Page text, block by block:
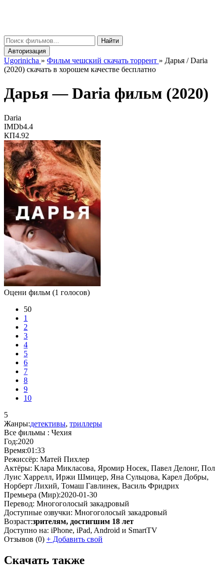
Найти
Авторизация
Ugorinicha » Фильм чешский скачать торрент » Дарья / Daria
(2020) скачать в хорошем качестве бесплатно
Дарья —Daria фильм (2020)
Daria
IMDb4.4
КП4.92
Оцени фильм (1 голосов)
50
1
2
3
4
5
6
7
8
9
10
5
Жанры:детективы, триллеры
Все фильмы : Чехия
Год:2020
Время:01:33
Режиссёр: Матей Пихлер
Актёры: Клара Микласова, Яромир Носек, Павел Делонг, Пол
Луис Харрелл, Иржи Шмицер, Яна Сульцова, Карел Добры,
Норберт Лихий, Томаш Гавлинек, Василь Фридрих
Премьера (Мир):2020-01-30
Перевод: Многоголосый закадровый
Доступные озвучки: Многоголосый закадровый
Возраст:зрителям, достигшим 18 лет
Доступно на: iPhone, iPad, Android и SmartTV
Отзывов (0) + Добавить свой
Скачать также